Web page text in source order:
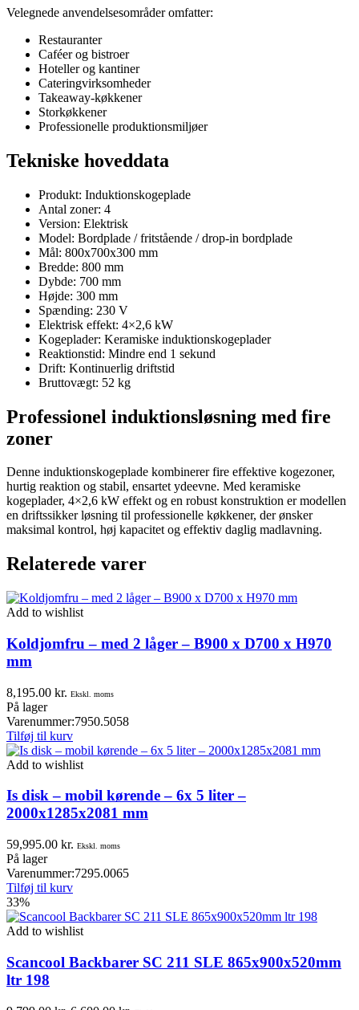
Velegnede anvendelsesområder omfatter:
Restauranter
Caféer og bistroer
Hoteller og kantiner
Cateringvirksomheder
Takeaway-køkkener
Storkøkkener
Professionelle produktionsmiljøer
Tekniske hoveddata
Produkt: Induktionskogeplade
Antal zoner: 4
Version: Elektrisk
Model: Bordplade / fritstående / drop-in bordplade
Mål: 800x700x300 mm
Bredde: 800 mm
Dybde: 700 mm
Højde: 300 mm
Spænding: 230 V
Elektrisk effekt: 4×2,6 kW
Kogeplader: Keramiske induktionskogeplader
Reaktionstid: Mindre end 1 sekund
Drift: Kontinuerlig driftstid
Bruttovægt: 52 kg
Professionel induktionsløsning med fire
zoner
Denne induktionskogeplade kombinerer fire effektive kogezoner,
hurtig reaktion og stabil, ensartet ydeevne. Med keramiske
kogeplader, 4×2,6 kW effekt og en robust konstruktion er modellen
en driftssikker løsning til professionelle køkkener, der ønsker
maksimal kontrol, høj kapacitet og effektiv daglig madlavning.
Relaterede varer
Add to wishlist
Koldjomfru – med 2 låger – B900 x D700 x H970
mm
8,195.00 kr. Ekskl. moms
På lager
Varenummer:7950.5058
Tilføj til kurv
Add to wishlist
Is disk – mobil kørende – 6x 5 liter –
2000x1285x2081 mm
59,995.00 kr. Ekskl. moms
På lager
Varenummer:7295.0065
Tilføj til kurv
33%
Add to wishlist
Scancool Backbarer SC 211 SLE 865x900x520mm
ltr 198